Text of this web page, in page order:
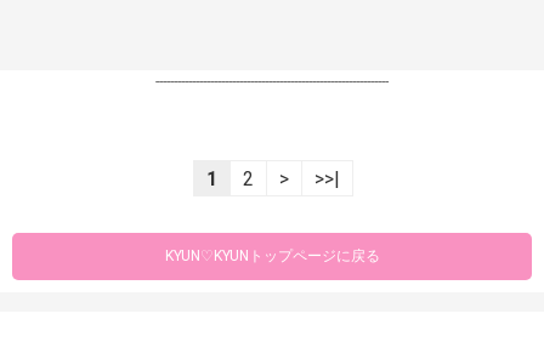
----------------------------------------------------------------
1 2 > >>|
KYUN♡KYUNトップページに戻る